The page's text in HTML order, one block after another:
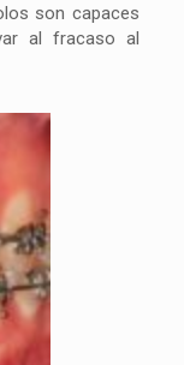
son capaces
al fracaso al